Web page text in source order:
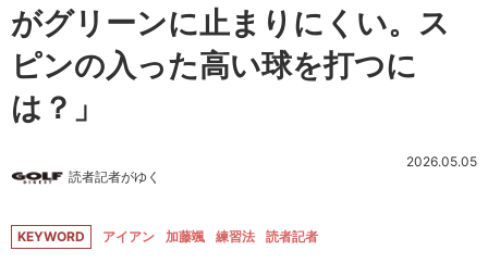
がグリーンに止まりにくい。ス
ピンの入った高い球を打つに
は？」
読者記者がゆく
2026.05.05
KEYWORD アイアン 加藤颯 練習法 読者記者